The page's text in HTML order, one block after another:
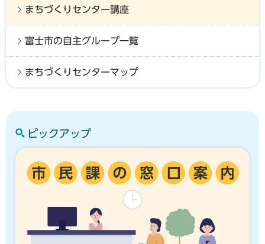
まちづくりセンター講座
富士市の自主グループ一覧
まちづくりセンターマップ
ピックアップ